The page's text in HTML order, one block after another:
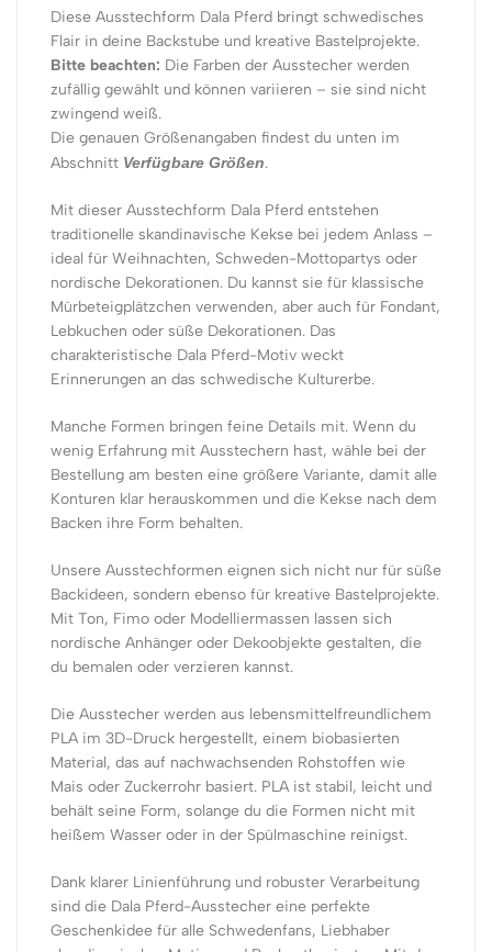
Diese Ausstechform Dala Pferd bringt schwedisches
Flair in deine Backstube und kreative Bastelprojekte.
Bitte beachten: Die Farben der Ausstecher werden
zufällig gewählt und können variieren – sie sind nicht
zwingend weiß.
Die genauen Größenangaben findest du unten im
Abschnitt Verfügbare Größen.
Mit dieser Ausstechform Dala Pferd entstehen
traditionelle skandinavische Kekse bei jedem Anlass –
ideal für Weihnachten, Schweden-Mottopartys oder
nordische Dekorationen. Du kannst sie für klassische
Mürbeteigplätzchen verwenden, aber auch für Fondant,
Lebkuchen oder süße Dekorationen. Das
charakteristische Dala Pferd-Motiv weckt
Erinnerungen an das schwedische Kulturerbe.
Manche Formen bringen feine Details mit. Wenn du
wenig Erfahrung mit Ausstechern hast, wähle bei der
Bestellung am besten eine größere Variante, damit alle
Konturen klar herauskommen und die Kekse nach dem
Backen ihre Form behalten.
Unsere Ausstechformen eignen sich nicht nur für süße
Backideen, sondern ebenso für kreative Bastelprojekte.
Mit Ton, Fimo oder Modelliermassen lassen sich
nordische Anhänger oder Dekoobjekte gestalten, die
du bemalen oder verzieren kannst.
Die Ausstecher werden aus lebensmittelfreundlichem
PLA im 3D-Druck hergestellt, einem biobasierten
Material, das auf nachwachsenden Rohstoffen wie
Mais oder Zuckerrohr basiert. PLA ist stabil, leicht und
behält seine Form, solange du die Formen nicht mit
heißem Wasser oder in der Spülmaschine reinigst.
Dank klarer Linienführung und robuster Verarbeitung
sind die Dala Pferd-Ausstecher eine perfekte
Geschenkidee für alle Schwedenfans, Liebhaber